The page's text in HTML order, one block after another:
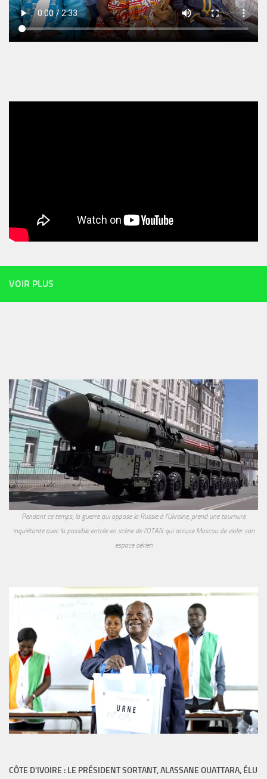
VOIR PLUS
Pendant ce temps, la guerre qui oppose la Russie à l'Ukraine, prend une tournure
inquiétante avec la possible entrée en scène de l'OTAN qui accuse Moscou de violer son
espace aérien
CÔTE D'IVOIRE : LE PRÉSIDENT SORTANT, ALASSANE OUATTARA, ÉLU